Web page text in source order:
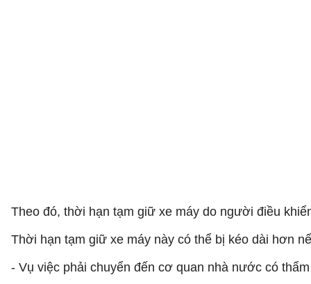
Theo đó, thời hạn tạm giữ xe máy do người điều
Thời hạn tạm giữ xe máy này có thể bị kéo dài hơn
- Vụ việc phải chuyển đến cơ quan nhà nước có